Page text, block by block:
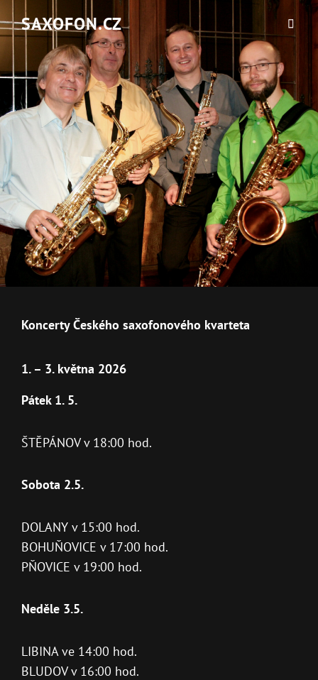
SAXOFON.CZ
Koncerty Českého saxofonového kvarteta
1. – 3. května 2026
Pátek 1. 5.
ŠTĚPÁNOV v 18:00 hod.
Sobota 2.5.
DOLANY v 15:00 hod.
BOHUŇOVICE v 17:00 hod.
PŇOVICE v 19:00 hod.
Neděle 3.5.
LIBINA ve 14:00 hod.
BLUDOV v 16:00 hod.